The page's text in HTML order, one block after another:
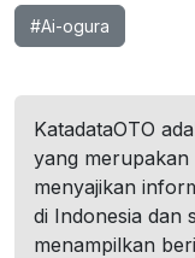
#Ai-ogura
KatadataOTO
yang merupakan
menyajikan
di Indonesia dan
menampilkan